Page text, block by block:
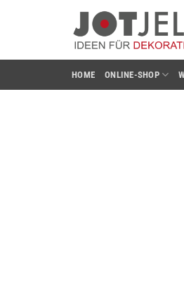
HOME ONLINE-SHOP